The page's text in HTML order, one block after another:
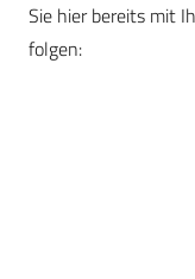
Sie hier bereits mit
folgen: